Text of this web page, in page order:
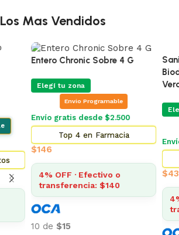
Los Mas Vendidos
Entero Chronic Sobre 4 G
Elegí tu zona
Envio Programable
Envío gratis desde $2.500
Top 4 en Farmacia
$146
4% OFF · Efectivo o
transferencia: $140
$15
Sanitario
Verde
Elegí tu
Envío
Top 3
4% OFF